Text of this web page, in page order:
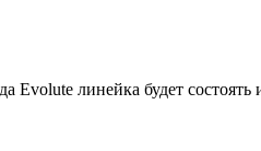
Evolute линейка будет состоять